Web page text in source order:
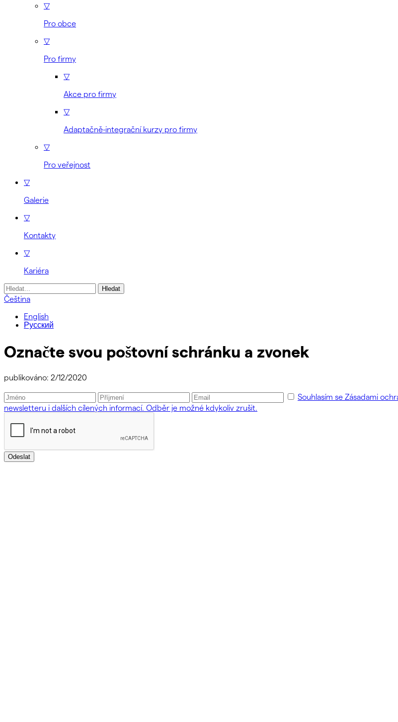
▽
Pro obce
▽
Pro firmy
▽
Akce pro firmy
▽
Adaptačně-integrační kurzy pro firmy
▽
Pro veřejnost
▽
Galerie
▽
Kontakty
▽
Kariéra
Vyhledávání
Čeština
English
Русский
Označte svou poštovní schránku a zvonek
publikováno: 2/12/2020
Souhlasím se Zásadami
newsletteru i dalších cílených informací. Odběr je možné kdykoliv zrušit.
Odeslat